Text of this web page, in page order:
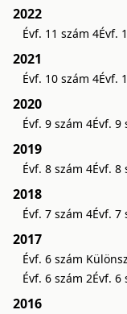
2022
Évf. 11 szám 4Évf.
2021
Évf. 10 szám 4Évf.
2020
Évf. 9 szám 4Évf. 9
2019
Évf. 8 szám 4Évf. 8
2018
Évf. 7 szám 4Évf. 7
2017
Évf. 6 szám
Évf. 6 szám 2Évf. 6
2016